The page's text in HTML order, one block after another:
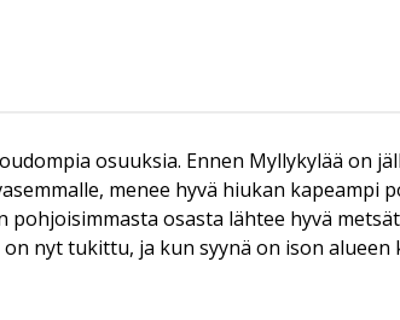
osuuksia. Ennen Myllykylää
menee hyvä hiukan
pohjoisimmasta osasta lähtee hyvä
nyt tukittu, ja kun syynä on ison